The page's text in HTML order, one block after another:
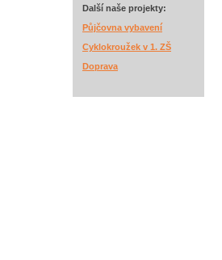
Další naše projekty:
Půjčovna vybavení
Cyklokroužek v 1. ZŠ
Doprava